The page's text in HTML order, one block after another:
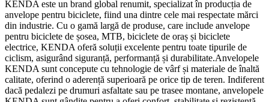
KENDA este un brand global renumit, specializat în producția de
anvelope pentru biciclete, fiind una dintre cele mai respectate mărci
din industrie. Cu o gamă largă de produse, care include anvelope
pentru biciclete de șosea, MTB, biciclete de oraș și biciclete
electrice, KENDA oferă soluții excelente pentru toate tipurile de
ciclism, asigurând siguranță, performanță și durabilitate.Anvelopele
KENDA sunt concepute cu tehnologie de vârf și materiale de înaltă
calitate, oferind o aderență superioară pe orice tip de teren. Indiferent
dacă pedalezi pe drumuri asfaltate sau pe trasee montane, anvelopele